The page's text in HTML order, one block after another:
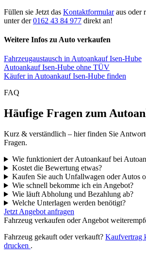
Füllen sie Jetzt das Kontaktformularaus oder
unter der0162 43 84 977 direkt an!
Weitere Infos zu Auto verkaufen
Fahrzeugaustausch in Autoankauf Isen-Hube
Autoankauf Isen-Hube ohne TÜV
Käufer in Autoankauf Isen-Hube finden
FAQ
Häufige Fragen zum
Kurz & verständlich – hier finden Sie
Fragen.
Wie funktioniert der Autoankauf bei
Kostet die Bewertung etwas?
Kaufen Sie auch Unfallwagen oder Autos
Wie schnell bekomme ich ein Angebot?
Wie läuft Abholung und Bezahlung ab?
Welche Unterlagen werden benötigt?
Jetzt Angebot anfragen
Fahrzeug verkaufen oder Angebot
Fahrzeug gekauft oder verkauft? Kaufvertrag
drucken .